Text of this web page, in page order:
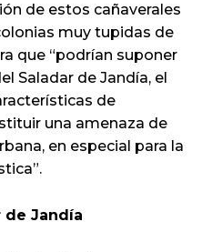
de estos cañaverales
muy tupidas de
que “podrían suponer
Saladar de Jandía, el
de
una amenaza de
en especial para la
de Jandía